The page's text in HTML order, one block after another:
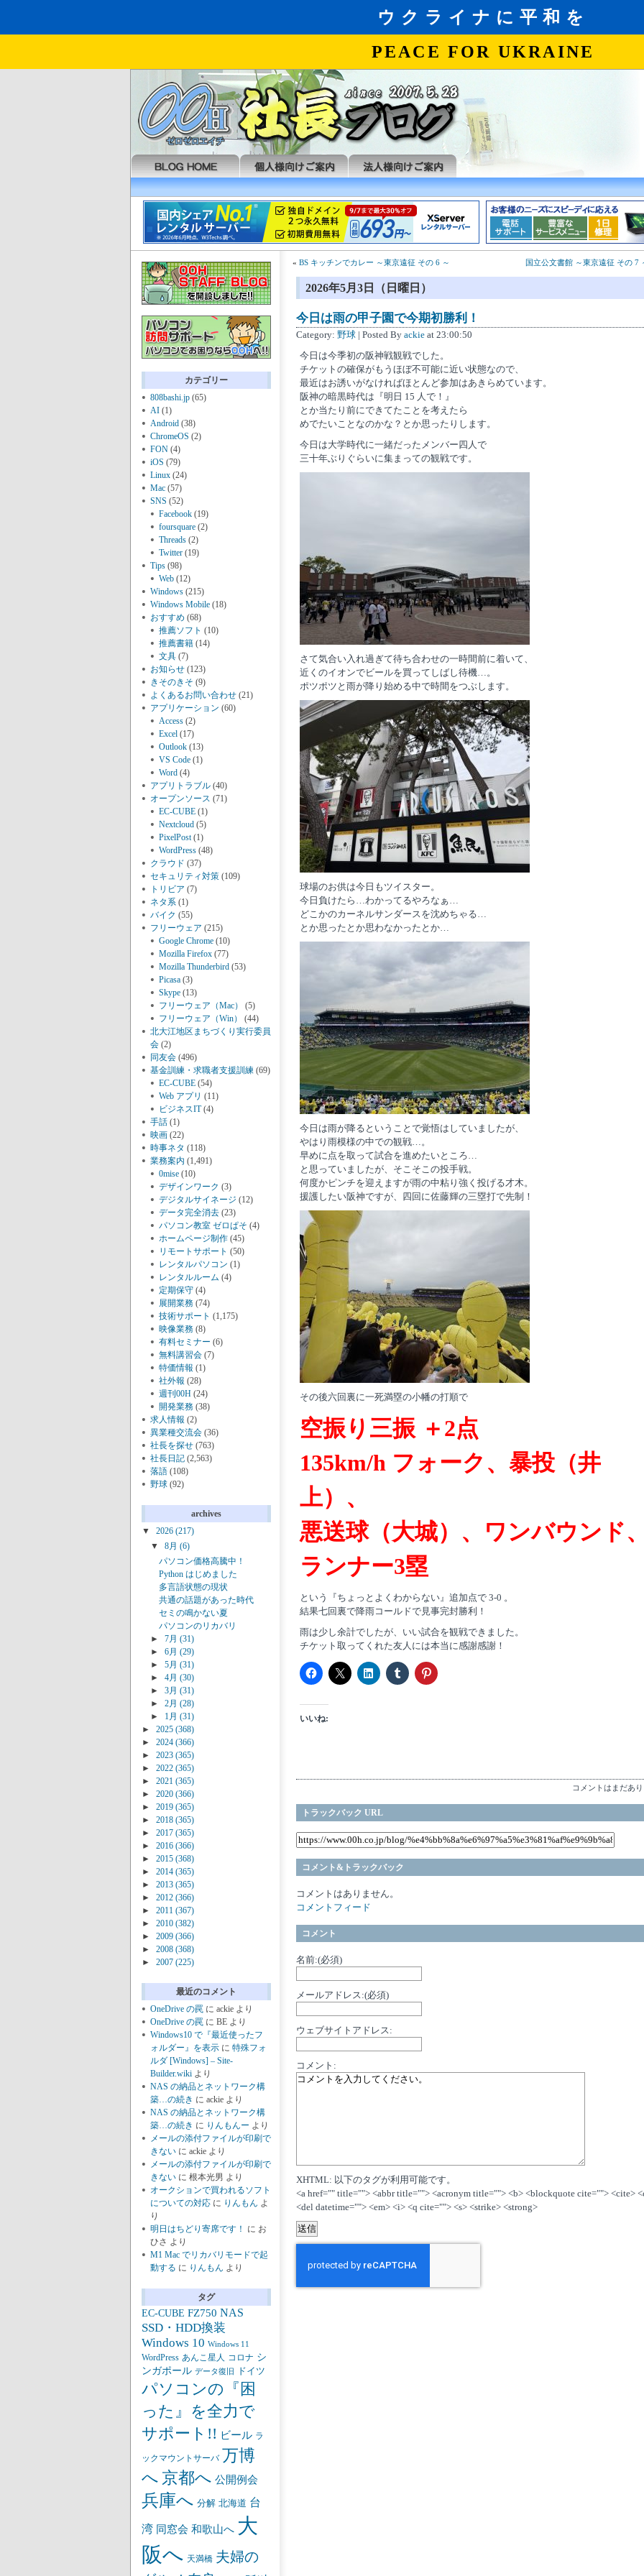
カテゴリー
808bashi.jp (65)
AI (1)
Android (38)
ChromeOS (2)
FON (4)
iOS (79)
Linux (24)
Mac (57)
SNS (52)
Facebook (19)
foursquare (2)
Threads (2)
Twitter (19)
Tips (98)
Web (12)
Windows (215)
Windows Mobile (18)
おすすめ (68)
推薦ソフト (10)
推薦書籍 (14)
文具 (7)
お知らせ (123)
きそのきそ (9)
よくあるお問い合わせ (21)
アプリケーション (60)
Access (2)
Excel (17)
Outlook (13)
VS Code (1)
Word (4)
アプリトラブル (40)
オープンソース (71)
EC-CUBE (1)
Nextcloud (5)
PixelPost(1)
WordPress (48)
クラウド (37)
セキュリティ対策 (109)
トリビア (7)
ネタ系 (1)
バイク (55)
フリーウェア (215)
Google Chrome (10)
Mozilla Firefox (77)
Mozilla Thunderbird (53)
Picasa (3)
Skype (13)
フリーウェア（Mac）
(5)
フリーウェア（Win）
(44)
北大江地区まちづくり実行委員
会 (2)
同友会 (496)
基金訓練・求職者支援訓練 (69)
EC-CUBE (54)
Web アプリ (11)
ビジネスIT(4)
手話 (1)
映画 (22)
時事ネタ (118)
業務案内 (1,491)
0mise (10)
デザインワーク (3)
デジタルサイネージ (12)
データ完全消去 (23)
パソコン教室 ゼロぱそ (4)
ホームページ制作 (45)
リモートサポート (50)
レンタルパソコン (1)
レンタルルーム (4)
定期保守 (4)
展開業務 (74)
技術サポート (1,175)
映像業務 (8)
有料セミナー (6)
無料講習会 (7)
特価情報 (1)
社外報 (28)
週刊00H (24)
開発業務 (38)
求人情報 (2)
異業種交流会 (36)
社長を探せ (763)
社長日記 (2,563)
落語 (108)
野球 (92)
archives
▼
2026 (217)
▼
8月 (6)
パソコン価格高騰中！
Python はじめました
多言語状態の現状
共通の話題があった時代
セミの鳴かない夏
パソコンのリカバリ
►
7月 (31)
►
6月 (29)
►
5月 (31)
►
4月 (30)
►
3月 (31)
►
2月 (28)
►
1月 (31)
►
2025 (368)
►
2024 (366)
►
2023 (365)
►
2022 (365)
►
2021 (365)
►
2020 (366)
►
2019 (365)
►
2018 (365)
►
2017 (365)
►
2016 (366)
►
2015 (368)
►
2014 (365)
►
2013 (365)
►
2012 (366)
►
2011 (367)
►
2010 (382)
►
2009 (366)
►
2008 (368)
►
2007 (225)
最近のコメント
OneDrive の罠 に ackie より
OneDrive の罠 に BE より
Windows10 で『最近使ったフ
ォルダー』を表示 に 特殊フォ
ルダ [Windows] – Site-
Builder.wiki より
NAS の納品とネットワーク構
築…の続き に ackie より
NAS の納品とネットワーク構
築…の続き に りんもんー より
メールの添付ファイルが印刷で
きない に ackie より
メールの添付ファイルが印刷で
きない に 根本光男 より
オークションで買われるソフト
についての対応 に りんもん よ
り
明日はちどり寄席です！
に お
ひさ より
M1 Mac でリカバリモードで起
動する に りんもん より
タグ
EC-CUBE FZ750 NAS
SSD・HDD換装
Windows 10 Windows 11
WordPress あんこ星人 コロナ シ
ンガポール データ復旧 ドイツ
パソコンの『困
った』を全力で
サポート!! ビール ラ
ックマウントサーバ 万博
へ 京都へ 公開例会
兵庫へ 分解 北海道 台
湾 同窓会 和歌山へ 大
阪へ 天満橋 夫婦の
« BS キッチンでカレー ～東京遠征 その 6 ～ 国立公文書館 ～東京遠征 その 7
2026年5月3日（日曜日）
今日は雨の甲子園で今期初勝利！
Category: 野球 | Posted By ackie at 23:00:50
今日は今季初の阪神戦観戦でした。
チケットの確保がもうほぼ不可能に近い状態なので、
最近はお誘いがなければほとんど参加はあきらめています。
阪神の暗黒時代は『明日 15 人で！』
とか当たり前にできてたことを考えたら
めでたいことなのかな？とか思ったりします。
今日は大学時代に一緒だったメンバー四人で
三十年ぶりぐらいに集まっての観戦です。
さて気合い入れ過ぎて待ち合わせの一時間前に着いて、
近くのイオンでビールを買ってしばし待機…。
ポツポツと雨が降り始める中で時間をつぶします。
球場のお供は今日もツイスター。
今日負けたら…わかってるやろなぁ…
どこかのカーネルサンダースを沈めちゃる…
とか思ったとか思わなかったとか…
今日は雨が降るということで覚悟はしていましたが、
やはり雨模様の中での観戦…。
早めに点を取って試合を進めたいところ…
と思っていましたが、そこそこの投手戦。
何度かピンチを迎えますが雨の中粘り強く投げる才木。
援護したい阪神ですが、四回に佐藤輝の三塁打で先制！
その後六回裏に一死満塁の小幡の打順で
空振り三振 ＋2点
135km/h フォーク、暴投（井
上）、
悪送球（大城）、ワンバウンド
ランナー3塁
という『ちょっとよくわからない』追加点で 3-0 。
結果七回裏で降雨コールドで見事完封勝利！
雨は少し余計でしたが、いい試合を観戦できました。
チケット取ってくれた友人には本当に感謝感謝！
いいね:
コメントはまだあ
トラックバック URL
コメント&トラックバック
コメントはありません。
コメントフィード
コメント
名前:(必須)
メールアドレス:(必須)
ウェブサイトアドレス:
コメント:
XHTML: 以下のタグが利用可能です。
<a href="" title=""> <abbr title=""> <acronym title=""> <b> <blockquote cite=""> <cite>
<del datetime=""> <em> <i> <q cite=""> <s> <strike> <strong>